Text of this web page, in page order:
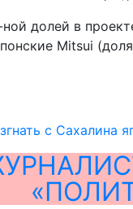
долей в
Mitsui
с Сахалина